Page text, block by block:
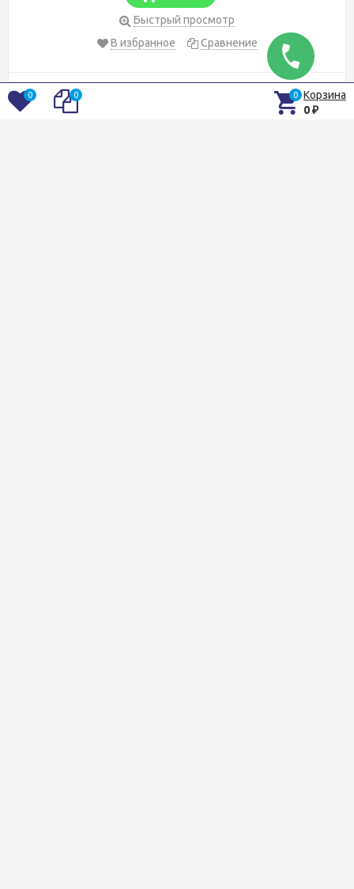
Быстрый просмотр
В избранное
Сравнение
Паста Berkley Powerbait Blue Neon
0 0 0 Корзина
0 ₽